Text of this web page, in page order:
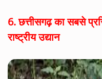
6.छत्तीसगढ़ का सबसे
राष्ट्रीय उद्यान